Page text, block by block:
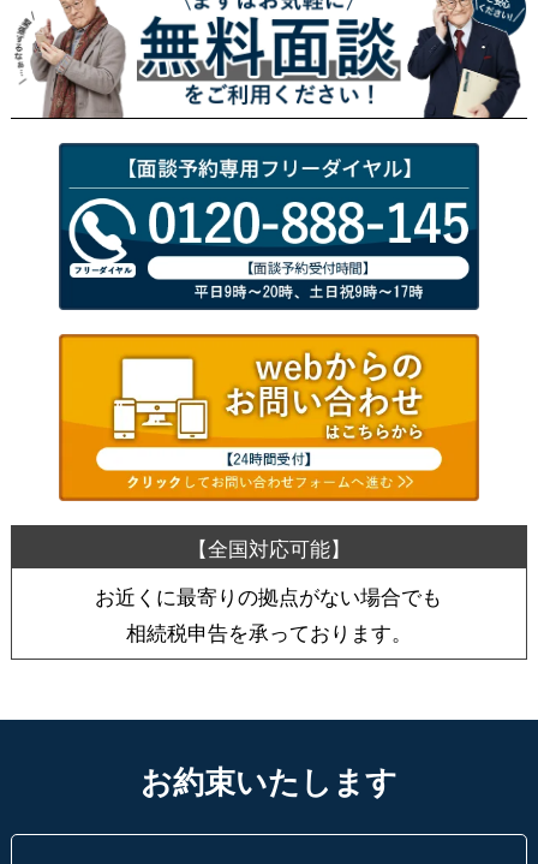
お近くに最寄りの拠点がない場合でも
相続税申告を承っております。
お約束いたします